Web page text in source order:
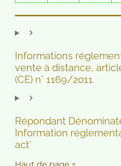
Informations
vente à distance,
(CE) n° 1169/2011.
Répondant
Information
act'